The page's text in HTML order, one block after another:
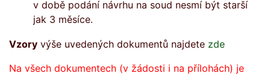
v době podání návrhu na soud nesmí být starší
jak 3 měsíce.
Vzory výše uvedených dokumentů najdete zde
Na všech dokumentech (v žádosti i na přílohách) je